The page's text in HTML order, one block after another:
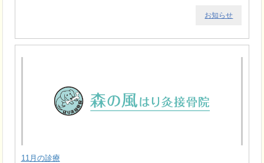
お知らせ
11月の診療